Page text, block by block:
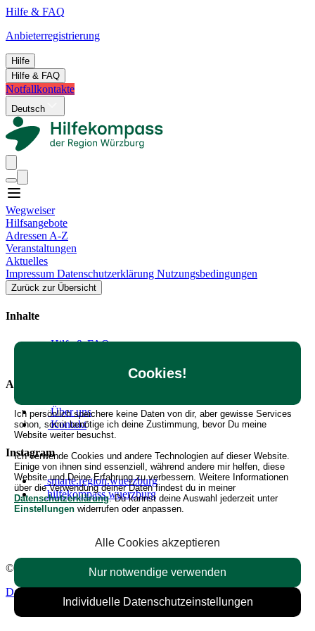
Hilfe & FAQ
Anbieterregistrierung
Hilfe
Hilfe & FAQ
Notfallkontakte
Deutsch
Wegweiser
Hilfsangebote
Adressen A-Z
Veranstaltungen
Aktuelles
Impressum Datenschutzerklärung Nutzungsbedingungen
Cookies!
Ich persönlich speichere keine Daten von dir, aber gewisse Services
schon, somit benötige ich deine Zustimmung, bevor Du meine
Website weiter besuchst.
Ich verwende Cookies und andere Technologien auf dieser Website.
Einige von ihnen sind essenziell, während andere mir helfen, diese
Website und Deine Erfahrung zu verbessern. Weitere Informationen
über die Verwendung deiner Daten findest du in meiner
Datenschutzerklärung. Du kannst deine Auswahl jederzeit unter
Einstellungen widerrufen oder anpassen.
Alle Cookies akzeptieren
Nur notwendige verwenden
Individuelle Datenschutzeinstellungen
Zurück zur Übersicht
Inhalte
Hilfe & FAQ
Allgemein
Über uns
Kontakt
Instagram
smarte.region.wuerzburg
hilfekompass.wuerzburg
© 2026 Hilfekompass Region Würzburg.Alle Rechte vorbehalten.
Datenschutzerklärung